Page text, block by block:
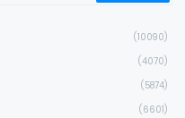
(10090)
(4070)
(5874)
(6601)